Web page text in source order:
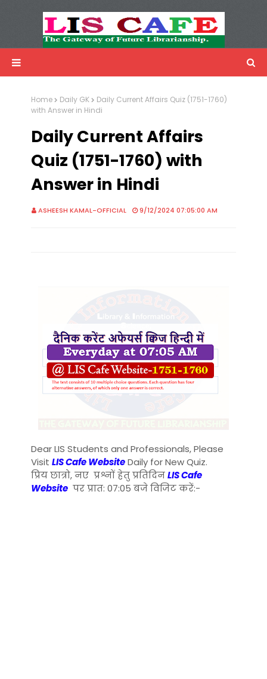
Advertisemnet
Home Daily GK
Daily Current Affairs Quiz (1751-1760)
with Answer in Hindi
Daily Current Affairs
Quiz (1751-1760) with
Answer in Hindi
ASHEESH KAMAL-OFFICIAL 9/12/2024 07:05:00 AM
Dear LIS Students and Professionals, Please
Visit LIS Cafe WebsiteDaily for New Quiz.
प्रिय छात्रो, नए प्रश्नों हेतु प्रतिदिनLIS Cafe
Website पर प्रात: 07:05 बजे विजिट करें:-